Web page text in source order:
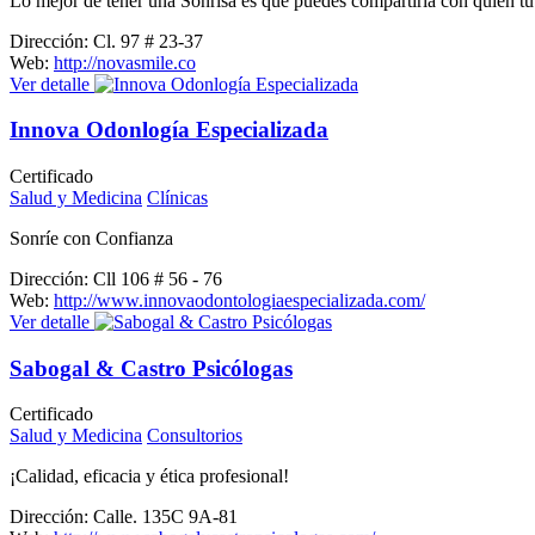
Dirección: Cl. 97 # 23-37
Web: http://novasmile.co
Ver detalle
Innova Odonlogía Especializada
Certificado
Salud y Medicina Clínicas
Sonríe con Confianza
Dirección: Cll 106 # 56 - 76
Web: http://www.innovaodontologiaespecializada.com/
Ver detalle
Sabogal & Castro Psicólogas
Certificado
Salud y Medicina Consultorios
¡Calidad, eficacia y ética profesional!
Dirección: Calle. 135C 9A-81